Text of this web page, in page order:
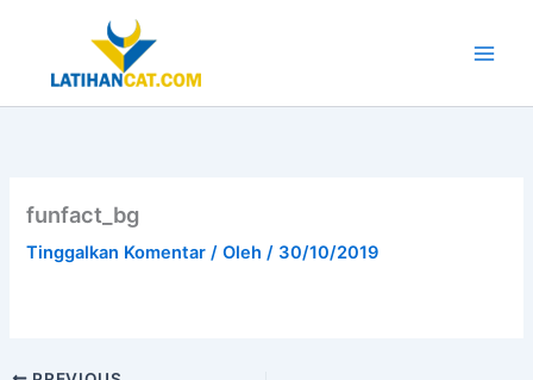
konten
funfact_bg
Tinggalkan Komentar / Oleh/ 30/10/2019